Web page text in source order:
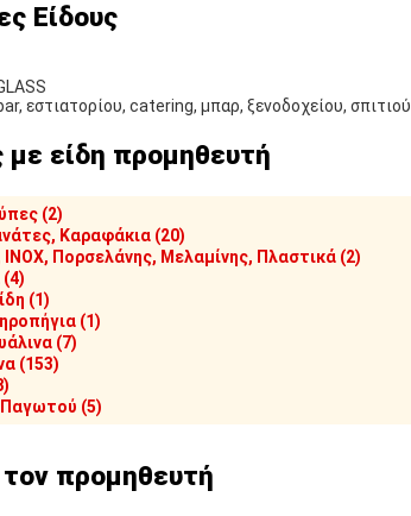
Είδους
εστιατορίου, catering, μπαρ, ξενοδοχείου, σπιτιού
με είδη προμηθευτή
(2)
Καραφάκια (20)
Πορσελάνης, Μελαμίνης, Πλαστικά (2)
(1)
(1)
(7)
(153)
(5)
προμηθευτή